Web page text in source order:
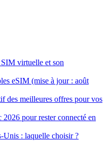
virtuelle et son
eSIM (mise à jour : août
des meilleures offres pour vos
pour rester connecté en
Unis : laquelle choisir ?